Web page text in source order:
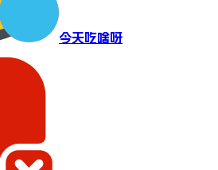
今天吃啥呀